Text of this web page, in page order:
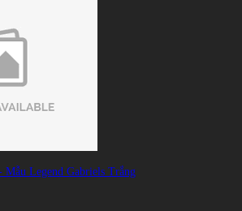
Legend Gabriels Trắng